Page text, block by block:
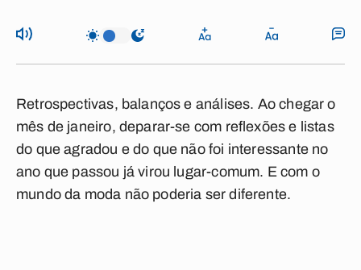
Retrospectivas, balanços e análises. Ao chegar o
mês de janeiro, deparar-se com reflexões e listas
do que agradou e do que não foi interessante no
ano que passou já virou lugar-comum. E com o
mundo da moda não poderia ser diferente.